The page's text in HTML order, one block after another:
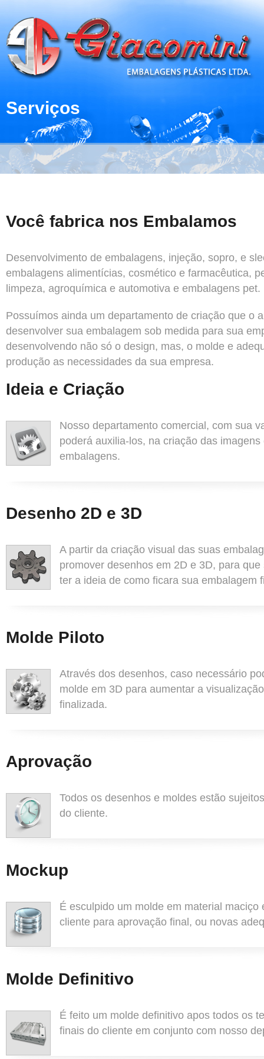
Serviços
Você fabrica nos Embalamos
Desenvolvimento de embalagens, injeção, sopro, e
embalagens alimentícias, cosmético e farmacêutica,
limpeza, agroquímica e automotiva e embalagens pet.
Possuímos ainda um departamento de criação que o
desenvolver sua embalagem sob medida para sua
desenvolvendo não só o design, mas, o molde e
produção as necessidades da sua empresa.
Ideia e Criação
Nosso departamento comercial, com sua
poderá auxilia-los, na criação das imagens
embalagens.
Desenho 2D e 3D
A partir da criação visual das suas
promover desenhos em 2D e 3D, para
ter a ideia de como ficara sua embalagem
Molde Piloto
Através dos desenhos, caso necessário
molde em 3D para aumentar a
finalizada.
Aprovação
Todos os desenhos e moldes estão
do cliente.
Mockup
É esculpido um molde em material maciço
cliente para aprovação final, ou novas
Molde Definitivo
É feito um molde definitivo apos todos os
finais do cliente em conjunto com nosso